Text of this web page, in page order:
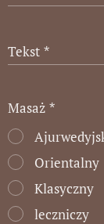
Tekst
Masaż
Orientalny
Klasyczny
leczniczy